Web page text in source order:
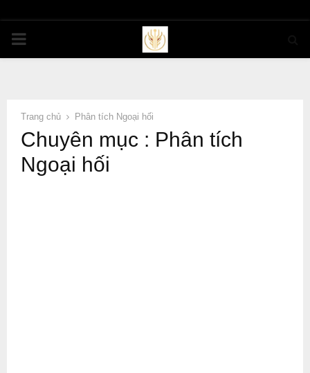
PRIMARY
Trang chủ Phân tích Ngoại hối
Chuyên mục : Phân tích
Ngoại hối